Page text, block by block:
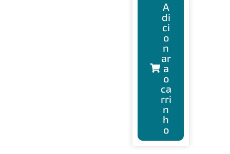
A
di
ci
o
n
ar
a
o
ca
rri
n
h
o